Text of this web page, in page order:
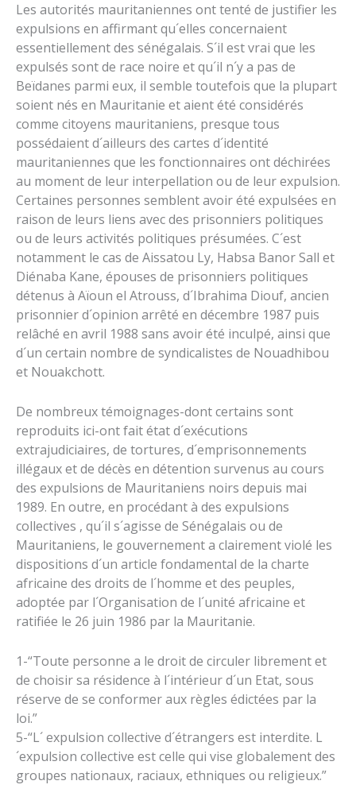
Les autorités mauritaniennes ont tenté de justifier les
expulsions en affirmant qu´elles concernaient
essentiellement des sénégalais. S´il est vrai que les
expulsés sont de race noire et qu´il n´y a pas de
Beïdanes parmi eux, il semble toutefois que la plupart
soient nés en Mauritanie et aient été considérés
comme citoyens mauritaniens, presque tous
possédaient d´ailleurs des cartes d´identité
mauritaniennes que les fonctionnaires ont déchirées
au moment de leur interpellation ou de leur expulsion.
Certaines personnes semblent avoir été expulsées en
raison de leurs liens avec des prisonniers politiques
ou de leurs activités politiques présumées. C´est
notamment le cas de Aissatou Ly, Habsa Banor Sall et
Diénaba Kane, épouses de prisonniers politiques
détenus à Aïoun el Atrouss, d´Ibrahima Diouf, ancien
prisonnier d´opinion arrêté en décembre 1987 puis
relâché en avril 1988 sans avoir été inculpé, ainsi que
d´un certain nombre de syndicalistes de Nouadhibou
et Nouakchott.
De nombreux témoignages-dont certains sont
reproduits ici-ont fait état d´exécutions
extrajudiciaires, de tortures, d´emprisonnements
illégaux et de décès en détention survenus au cours
des expulsions de Mauritaniens noirs depuis mai
1989. En outre, en procédant à des expulsions
collectives , qu´il s´agisse de Sénégalais ou de
Mauritaniens, le gouvernement a clairement violé les
dispositions d´un article fondamental de la charte
africaine des droits de l´homme et des peuples,
adoptée par l´Organisation de l´unité africaine et
ratifiée le 26 juin 1986 par la Mauritanie.
1-“Toute personne a le droit de circuler librement et
de choisir sa résidence à l´intérieur d´un Etat, sous
réserve de se conformer aux règles édictées par la
loi.”
5-“L´ expulsion collective d´étrangers est interdite. L
´expulsion collective est celle qui vise globalement des
groupes nationaux, raciaux, ethniques ou religieux.”